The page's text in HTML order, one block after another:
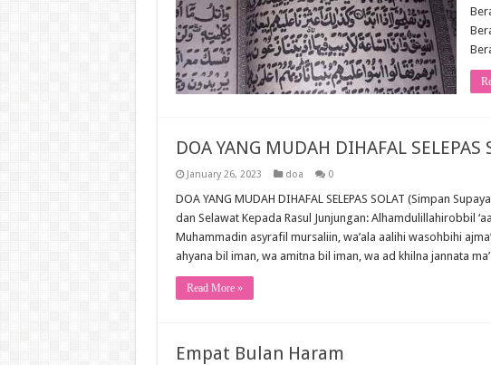
DOA YANG MUDAH DIHAFAL SELEPAS
January 26, 2023 doa 0
DOA YANG MUDAH DIHAFAL SELEPAS SOLAT (Simpan
dan Selawat Kepada Rasul Junjungan: Alhamdulillahirobbil
Muhammadin asyrafil mursaliin, wa’ala aalihi wasohbihi
ahyana bil iman, wa amitna bil iman, wa ad khilna jannata
Read More »
Empat Bulan Haram